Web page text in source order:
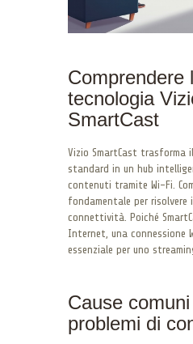
Comprendere
tecnologia
SmartCast
Vizio SmartCast trasforma
standard in un hub
contenuti tramite Wi-Fi.
fondamentale per risolvere
connettività. Poiché
Internet, una connessione
essenziale per uno
Cause
problemi di